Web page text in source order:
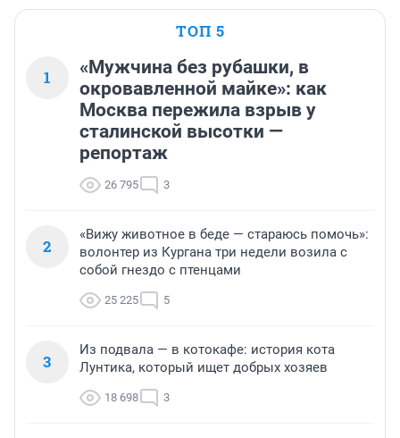
ТОП 5
1
«Мужчина без рубашки, в
окровавленной майке»: как
Москва пережила взрыв у
сталинской высотки —
репортаж
26 795 3
2
«Вижу животное в беде — стараюсь помочь»:
волонтер из Кургана три недели возила с
собой гнездо с птенцами
25 225 5
3
Из подвала — в котокафе: история кота
Лунтика, который ищет добрых хозяев
18 698 3